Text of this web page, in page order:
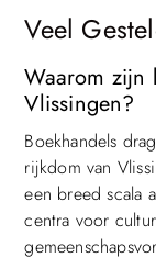
Veel
Waarom zijn
Vlissingen?
Boekhandels
rijkdom van
een breed scala
centra voor